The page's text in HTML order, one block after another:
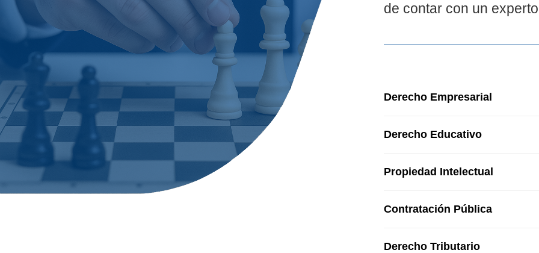
de contar con un
Derecho Empresarial
Derecho Educativo
Propiedad Intelectual
Contratación Pública
Derecho Tributario